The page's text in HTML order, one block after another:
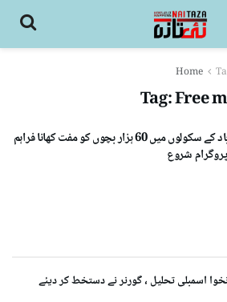
Home
Tag:Free
اسلام آباد کے سکولوں میں 60 ہزار بچوں کو مفت کھانا فراہم
شروع
اسمبلی تحلیل ، گورنر نے دستخط کر دیئے